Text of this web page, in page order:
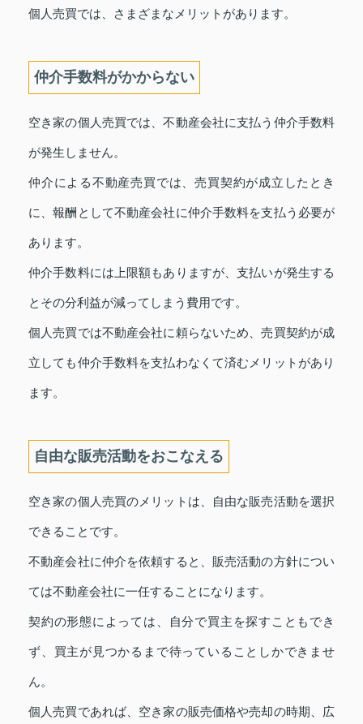
個人売買では、さまざまなメリットがあります。
仲介手数料がかからない
空き家の個人売買では、不動産会社に支払う仲介手数料
が発生しません。
仲介による不動産売買では、売買契約が成立したとき
に、報酬として不動産会社に仲介手数料を支払う必要が
あります。
仲介手数料には上限額もありますが、支払いが発生する
とその分利益が減ってしまう費用です。
個人売買では不動産会社に頼らないため、売買契約が成
立しても仲介手数料を支払わなくて済むメリットがあり
ます。
自由な販売活動をおこなえる
空き家の個人売買のメリットは、自由な販売活動を選択
できることです。
不動産会社に仲介を依頼すると、販売活動の方針につい
ては不動産会社に一任することになります。
契約の形態によっては、自分で買主を探すこともでき
ず、買主が見つかるまで待っていることしかできませ
ん。
個人売買であれば、空き家の販売価格や売却の時期、広